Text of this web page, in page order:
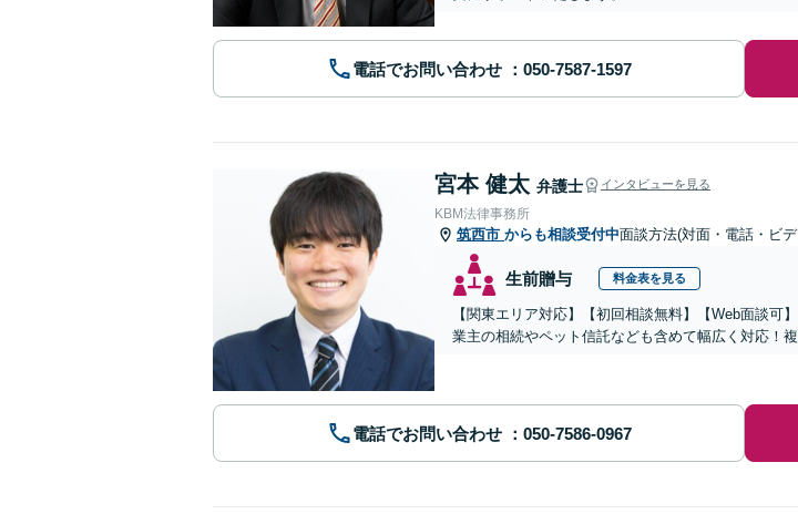
電話でお問い合わせ
宮本 健太 弁護士 インタビューを見る
KBM法律事務所
筑西市 からも相談受付中面談方法(対面・電話・ビ
生前贈与 料金表を見る
【関東エリア対応】【初回相談無料】【Web面談
業主の相続やペット信託なども含めて幅広く対応！
電話でお問い合わせ